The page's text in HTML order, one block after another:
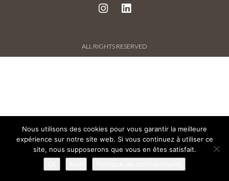
ALL RIGHTS RESERVED
Nous utilisons des cookies pour vous garantir la meilleure
expérience sur notre site web. Si vous continuez à utiliser ce
site, nous supposerons que vous en êtes satisfait.